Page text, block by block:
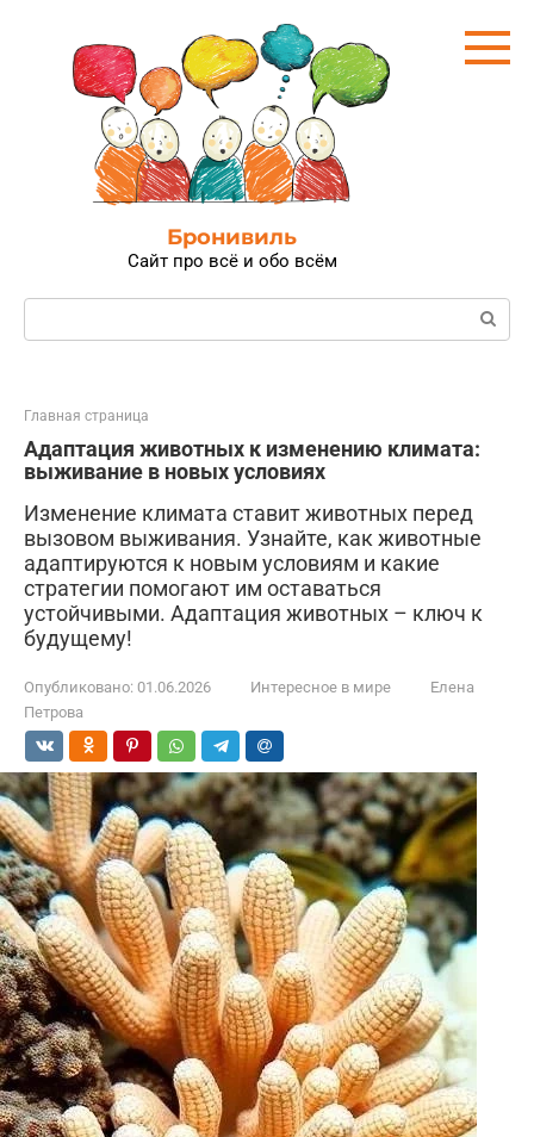
контенту
Бронивиль
Сайт про всё и обо всём
Поиск:
Главная страница
Адаптация животных к изменению климата:
выживание в новых условиях
Изменение климата ставит животных перед
вызовом выживания. Узнайте, как животные
адаптируются к новым условиям и какие
стратегии помогают им оставаться
устойчивыми. Адаптация животных – ключ к
будущему!
Опубликовано: 01.06.2026 Интересное в мире
Елена
Петрова